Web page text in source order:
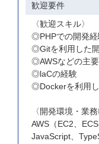
歓迎要件
〈歓迎スキル〉
◎PHPでの開発経
◎Gitを利用した
◎AWSなどの主
◎laCの経験
◎Dockerを利用
〈開発環境・業務
AWS（EC2、
JavaScript、